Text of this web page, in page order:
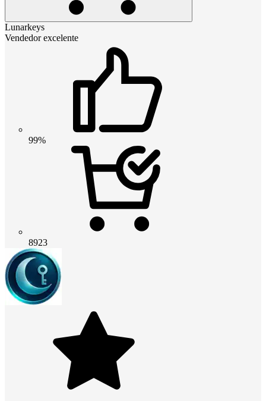
Lunarkeys
Vendedor excelente
99%
8923